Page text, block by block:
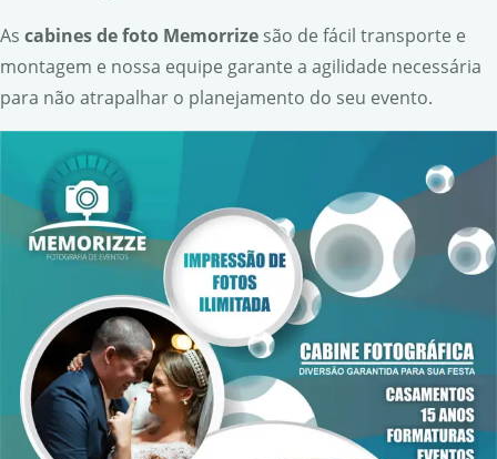
As cabines de foto Memorrize são de fácil transporte e
montagem e nossa equipe garante a agilidade necessária
para não atrapalhar o planejamento do seu evento.